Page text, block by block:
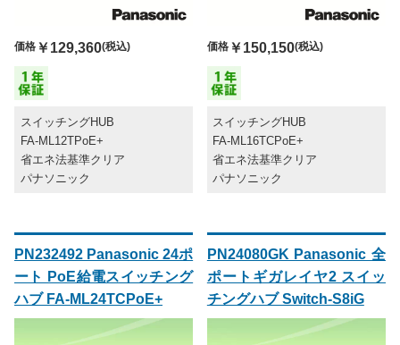
価格 ￥129,360(税込)
スイッチングHUB
FA-ML12TPoE+
省エネ法基準クリア
パナソニック
価格￥150,150(税込)
スイッチングHUB
FA-ML16TCPoE+
省エネ法基準クリア
パナソニック
PN232492 Panasonic 24ポ
ート PoE給電スイッチング
ハブ FA-ML24TCPoE+
PN24080GK Panasonic 全
ポートギガレイヤ2 スイッ
チングハブ Switch-S8iG